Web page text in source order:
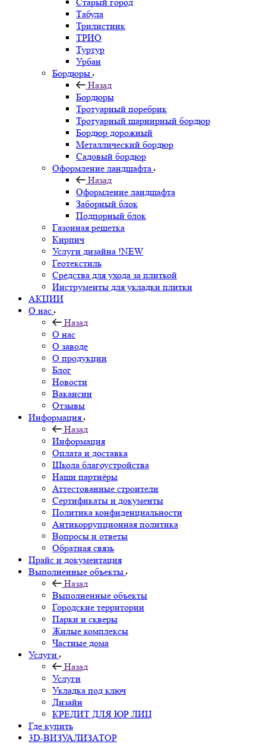
Табула
Трилистник
ТРИО
Туртур
Урбан
Бордюры
Назад
Бордюры
Тротуарный поребрик
Тротуарный шарнирный бордюр
Бордюр дорожный
Металлический бордюр
Садовый бордюр
Оформление ландшафта
Назад
Оформление ландшафта
Заборный блок
Подпорный блок
Газонная решетка
Кирпич
Услуги дизайна !NEW
Геотекстиль
Средства для ухода за плиткой
Инструменты для укладки плитки
АКЦИИ
О нас
Назад
О нас
О заводе
О продукции
Блог
Новости
Вакансии
Отзывы
Информация
Назад
Информация
Оплата и доставка
Школа благоустройства
Наши партнёры
Аттестованные строители
Сертификаты и документы
Политика конфиденциальности
Антикоррупционная политика
Вопросы и ответы
Обратная связь
Прайс и документация
Выполненные объекты
Назад
Выполненные объекты
Городские территории
Парки и скверы
Жилые комплексы
Частные дома
Услуги
Назад
Услуги
Укладка под ключ
Дизайн
КРЕДИТ ДЛЯ ЮР ЛИЦ
Где купить
3D-ВИЗУАЛИЗАТОР